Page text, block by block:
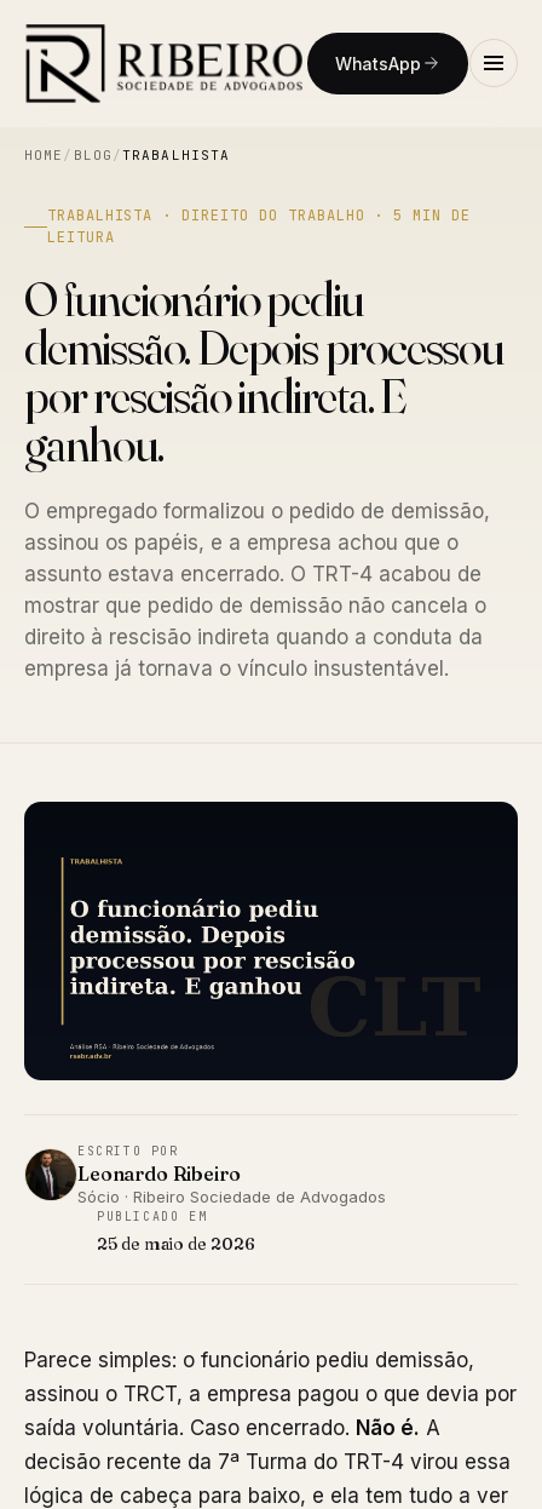
WhatsApp
HOME / BLOG /TRABALHISTA
TRABALHISTA · DIREITO DO TRABALHO · 5 MIN DE
LEITURA
O funcionário pediu
demissão. Depois processou
por rescisão indireta. E
ganhou.
O empregado formalizou o pedido de demissão,
assinou os papéis, e a empresa achou que o
assunto estava encerrado. O TRT-4 acabou de
mostrar que pedido de demissão não cancela o
direito à rescisão indireta quando a conduta da
empresa já tornava o vínculo insustentável.
ESCRITO POR
Leonardo Ribeiro
Sócio · Ribeiro Sociedade de Advogados
PUBLICADO EM
25 de maio de 2026
Parece simples: o funcionário pediu demissão,
assinou o TRCT, a empresa pagou o que devia por
saída voluntária. Caso encerrado. Não é. A
decisão recente da 7ª Turma do TRT-4 virou essa
lógica de cabeça para baixo, e ela tem tudo a ver